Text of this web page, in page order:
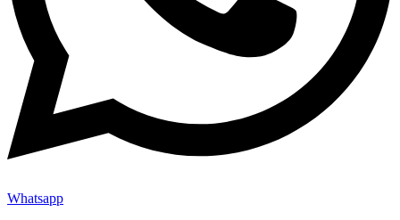
Whatsapp